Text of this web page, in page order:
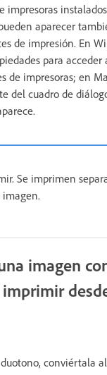
impresoras
aparecer
de impresión. En
para acceder
de impresoras; en
del cuadro de
Se imprimen
imagen.
imagen
conviértala